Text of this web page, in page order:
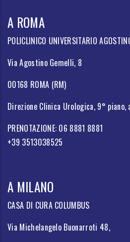
A ROMA
POLICLINICO UNIVERSITARIO
Via Agostino Gemelli, 8
00168 ROMA (RM)
Direzione Clinica Urologica, 9° piano,
PRENOTAZIONE: 06 8881 8881
+39 3513038525
A MILANO
CASA DI CURA COLUMBUS
Via Michelangelo Buonarroti 48,